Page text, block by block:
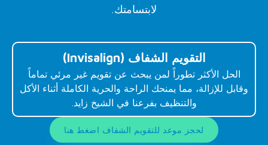
لابتسامتك.
التقويم الشفاف (Invisalign)
الحل الأكثر تطوراً لمن يبحث عن تقويم غير مرئي تماماً
وقابل للإزالة، مما يمنحك الراحة والحرية الكاملة أثناء الأكل
والتنظيف بفرعنا في الشيخ زايد.
لحجز موعد للتقويم الشفاف اضغط هنا